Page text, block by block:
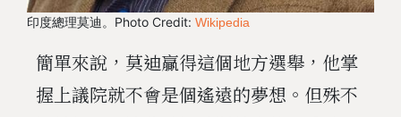
印度總理莫迪。Photo Credit: Wikipedia
簡單來說，莫迪贏得這個地方選舉，他掌
握上議院就不會是個遙遠的夢想。但殊不